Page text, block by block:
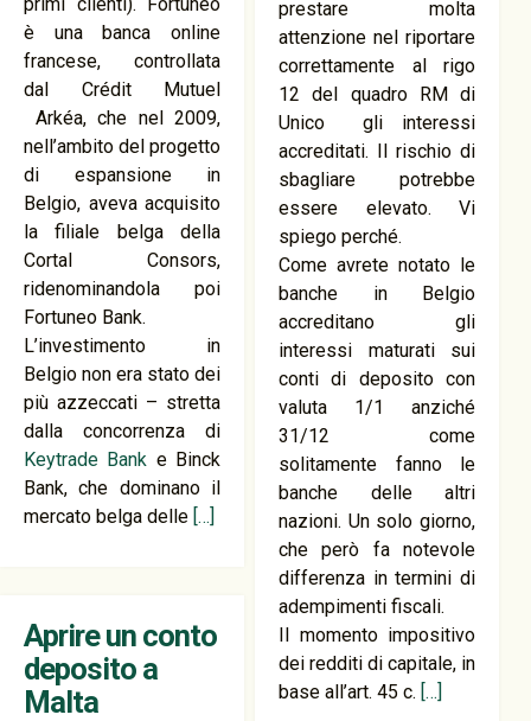
è una banca online
francese, controllata
dal Crédit Mutuel
Arkéa, che nel 2009,
nell’ambito del progetto
di espansione in
Belgio, aveva acquisito
la filiale belga della
Cortal Consors,
ridenominandola poi
Fortuneo Bank.
L’investimento in
Belgio non era stato dei
più azzeccati – stretta
dalla concorrenza di
Keytrade Bank e Binck
Bank, che dominano il
mercato belga delle […]
prestare molta
attenzione nel riportare
correttamente al rigo
12 del quadro RM di
Unico gli interessi
accreditati. Il rischio di
sbagliare potrebbe
essere elevato. Vi
spiego perché.
Come avrete notato le
banche in Belgio
accreditano gli
interessi maturati sui
conti di deposito con
valuta 1/1 anziché
31/12 come
solitamente fanno le
banche delle altri
nazioni. Un solo giorno,
che però fa notevole
differenza in termini di
adempimenti fiscali.
Il momento impositivo
dei redditi di capitale, in
base all’art. 45 c. […]
Aprire un conto
deposito a
Malta